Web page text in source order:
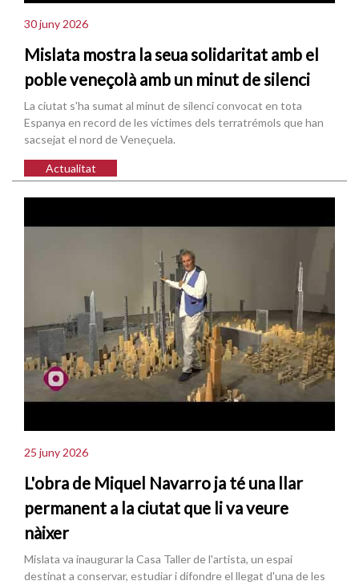
30 juny 2026
Mislata mostra la seua solidaritat amb el
poble veneçolà amb un minut de silenci
La ciutat s'ha sumat al minut de silenci convocat en tota
Espanya en record de les víctimes dels terratrémols que han
sacsejat el nord de Veneçuela.
Actualitat
25 juny 2026
L'obra de Miquel Navarro ja té una llar
permanent a la ciutat que li va veure
nàixer
Mislata va inaugurar la Casa Taller de l'artista, un espai
destinat a conservar, estudiar i difondre el llegat d'una de les